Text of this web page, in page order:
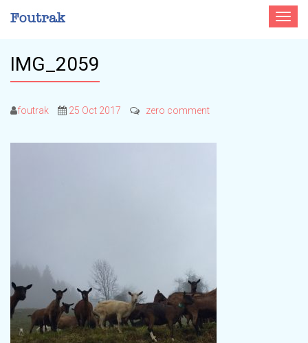
Toggle
IMG_2059
foutrak 25 Oct 2017 zero comment